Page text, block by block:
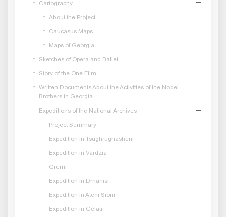
Cartography
About the Project
Caucasus Maps
Maps of Georgia
Sketches of Opera and Ballet
Story of the One Film
Written Documents About the Activities of the Nobel
Brothers in Georgia
Expeditions of the National Archives
Project Summary
Expedition in Tsughrughasheni
Expedition in Vardzia
Gremi
Expedition in Dmanisi
Expedition in Ateni Sioni
Expedition in Gelati